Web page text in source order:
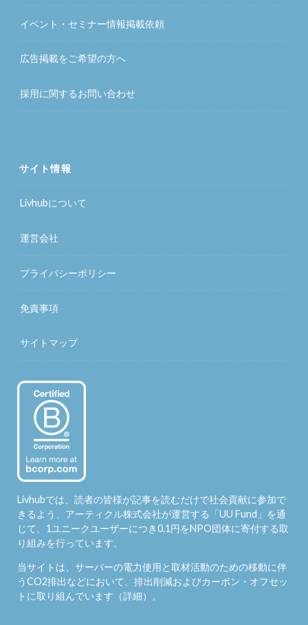
イベント・セミナー情報掲載依頼
広告掲載をご希望の方へ
採用に関するお問い合わせ
サイト情報
Livhubについて
運営会社
プライバシーポリシー
免責事項
サイトマップ
Livhubでは、読者の皆様が記事を読むだけで社会貢献に参加で
きるよう、アーティクル株式会社が運営する「UU Fund 」を通
じて、1ユニークユーザーにつき0.1円をNPO団体に寄付する取
り組みを行っています。
当サイトは、サーバーの電力使用と取材活動のための移動に伴
うCO2排出などにおいて、排出削減およびカーボン・オフセッ
トに取り組んでいます（詳細）。